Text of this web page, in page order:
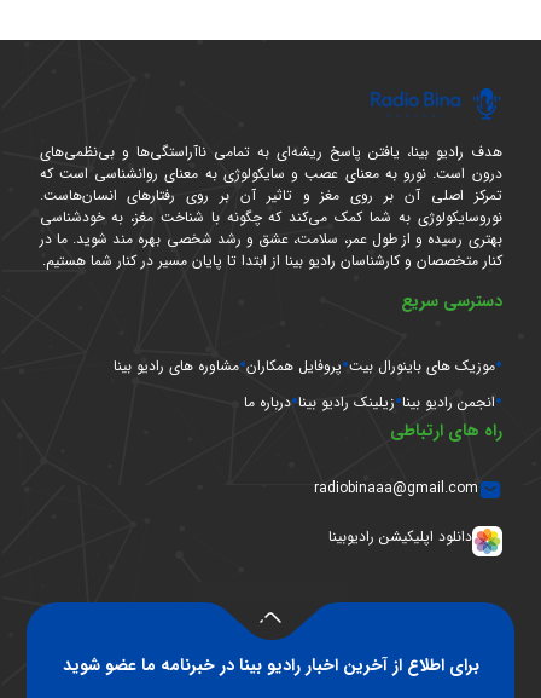
هدف رادیو بینا، یافتن پاسخ ریشه‌ای به تمامی ناآراستگی‌ها و بی‌نظمی‌های
درون است. نورو به معنای عصب و سایکولوژی به معنای روانشناسی است که
تمرکز اصلی آن بر روی مغز و تاثیر آن بر روی رفتارهای انسان‌هاست.
نوروسایکولوژی به شما کمک می‌کند که چگونه با شناخت مغز، به خودشناسی
بهتری رسیده و از طول عمر، سلامت، عشق و رشد شخصی بهره مند شوید. ما در
کنار متخصصان و کارشناسان رادیو بینا از ابتدا تا پایان مسیر در کنار شما هستیم.
دسترسی سریع
موزیک های باینورال بیت پروفایل همکاران مشاوره های رادیو بینا
انجمن رادیو بینا زیلینک رادیو بینا درباره ما
راه های ارتباطی
radiobinaaa@gmail.com
دانلود اپلیکیشن رادیوبینا
برای اطلاع از آخرین اخبار رادیو بینا در خبرنامه ما عضو شوید